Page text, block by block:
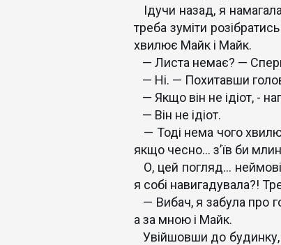
Ідучи назад, я
треба зуміти
хвилює Майк і Майк.
— Листа немає? —
— Ні. — Похитавши
— Якщо він не ідіот, -
— Він не ідіот.
— Тоді нема чого
якщо чесно… з’їв би
О, цей погляд…
я собі навигадувала?!
— Вибач, я забула про
а за мною і Майк.
Увійшовши до будинку,